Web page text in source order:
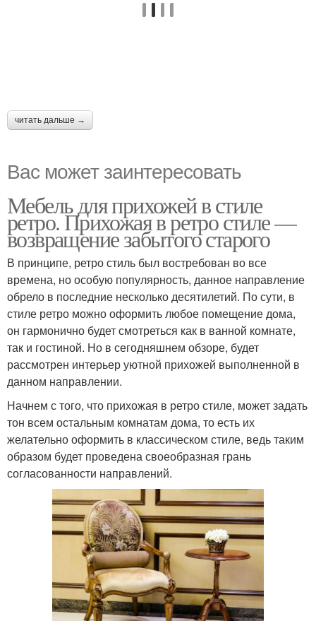
читать дальше →
Вас может заинтересовать
Мебель для прихожей в стиле
ретро. Прихожая в ретро стиле —
возвращение забытого старого
В принципе, ретро стиль был востребован во все
времена, но особую популярность, данное направление
обрело в последние несколько десятилетий. По сути, в
стиле ретро можно оформить любое помещение дома,
он гармонично будет смотреться как в ванной комнате,
так и гостиной. Но в сегодняшнем обзоре, будет
рассмотрен интерьер уютной прихожей выполненной в
данном направлении.
Начнем с того, что прихожая в ретро стиле, может задать
тон всем остальным комнатам дома, то есть их
желательно оформить в классическом стиле, ведь таким
образом будет проведена своеобразная грань
согласованности направлений.